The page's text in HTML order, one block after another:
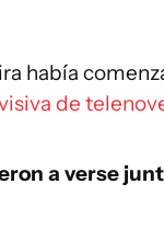
había
de
a verse